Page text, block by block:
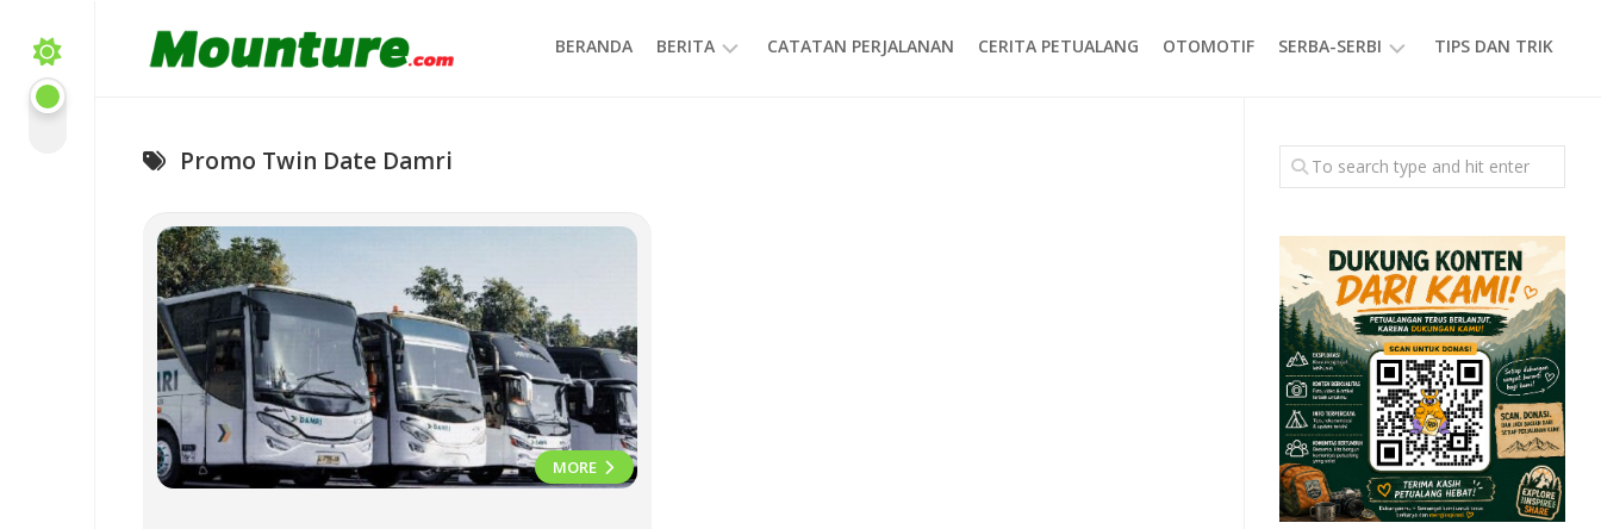
content
BERANDA BERITA CATATAN PERJALANAN CERITA PETUALANG OTOMOTIF SERBA-SERBI
GAYA
HIDUP
TIPS DAN TRIK
Promo Twin Date Damri
MORE